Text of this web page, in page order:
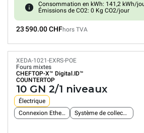
Consommation en kWh: 141,2 kWh/
Émissions de CO2: 0 Kg CO2/jour
23 590.00 CHFhors TVA
XEDA-1021-EXRS-POE
Fours mixtes
CHEFTOP-X™ Digital.ID™
COUNTERTOP
10 GN 2/1 niveaux
Électrique
Connexion Ethernet intégrée
Système de collecte des graisses